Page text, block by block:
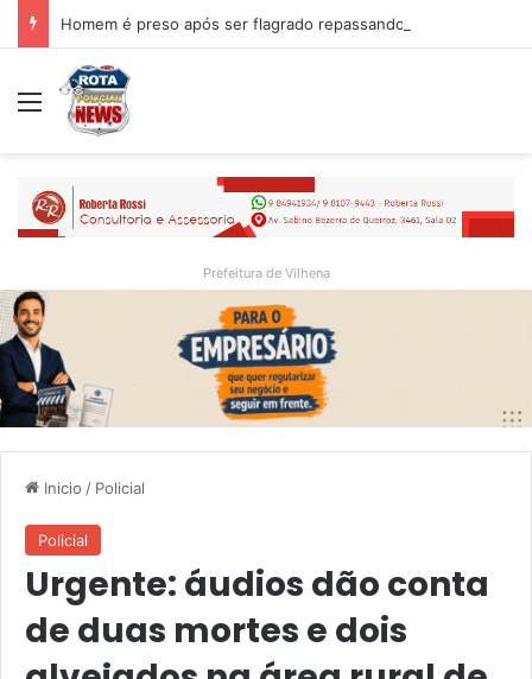
Menu
Prefeitura de Vilhena
Inicio / Policial
Policial
Urgente: áudios dão conta
de duas mortes e dois